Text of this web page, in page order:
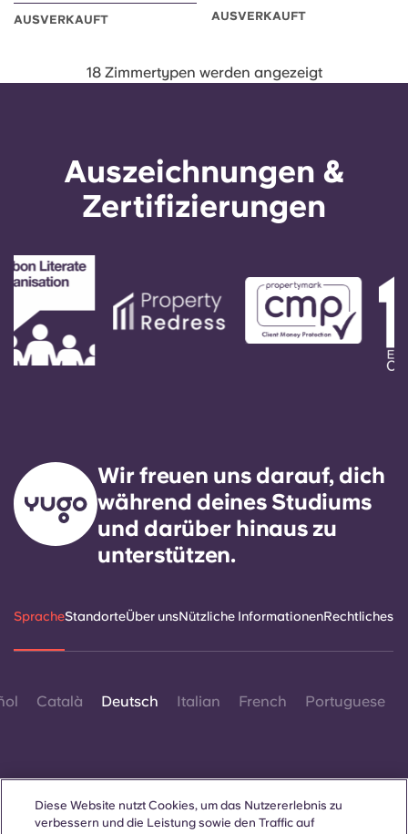
AUSVERKAUFT AUSVERKAUFT
18 Zimmertypen werden angezeigt
Auszeichnungen &
Zertifizierungen
Wir freuen uns darauf, dich
während deines Studiums
und darüber hinaus zu
unterstützen.
SpracheStandorteÜber unsNützliche InformationenRechtliches
Català Deutsch Italian French Portuguese
Diese Website nutzt Cookies, um das Nutzererlebnis zu
verbessern und die Leistung sowie den Traffic auf